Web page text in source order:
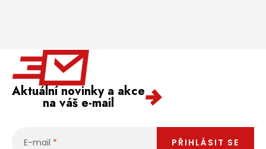
Aktuální novinky a akce
na váš e-mail
E-mail PŘIHLÁSIT SE